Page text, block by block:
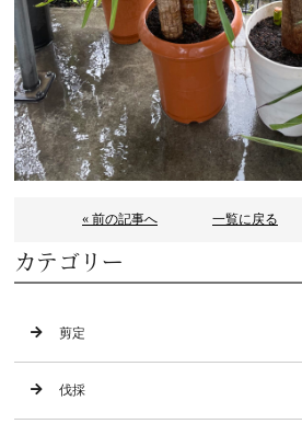
« 前の記事へ 一覧に戻る
カテゴリー
剪定
伐採